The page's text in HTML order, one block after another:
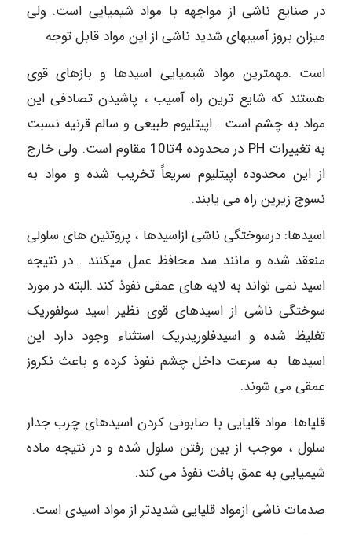
در صنایع ناشی از مواجهه با مواد شیمیایی است. ولی
میزان بروز آسیبهای شدید ناشی از این مواد قابل توجه
است .مهمترین مواد شیمیایی اسیدها و بازهای قوی
هستند که شایع ترین راه آسیب ، پاشیدن تصادفی این
مواد به چشم است . اپیتلیوم طبیعی و سالم قرنیه نسبت
به تغییرات PH در محدوده 4تا10 مقاوم است. ولی خارج
از این محدوده اپیتلیوم سریعاً تخریب شده و مواد به
نسوج زیرین راه می یابند.
اسیدها: درسوختگی ناشی ازاسیدها ، پروتئین های سلولی
منعقد شده و مانند سد محافظ عمل میکنند . در نتیجه
اسید نمی تواند به لایه های عمقی نفوذ کند .البته در مورد
سوختگی ناشی از اسیدهای قوی نظیر اسید سولفوریک
تغلیظ شده و اسیدفلوریدریک استثناء وجود دارد این
اسیدها به سرعت داخل چشم نفوذ کرده و باعث نکروز
عمقی می شوند.
قلیاها: مواد قلیایی با صابونی کردن اسیدهای چرب جدار
سلول ، موجب از بین رفتن سلول شده و در نتیجه ماده
شیمیایی به عمق بافت نفوذ می کند.
صدمات ناشی ازمواد قلیایی شدیدتر از مواد اسیدی است.